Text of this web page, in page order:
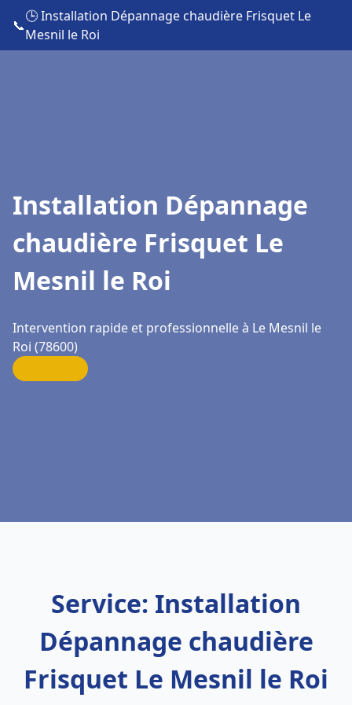
📞
🕒 Installation Dépannage chaudière Frisquet Le
Mesnil le Roi
Installation Dépannage
chaudière Frisquet Le
Mesnil le Roi
Intervention rapide et professionnelle à Le Mesnil le
Roi (78600)
Service: Installation
Dépannage chaudière
Frisquet Le Mesnil le Roi